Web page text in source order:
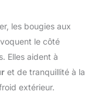
les bougies aux
le côté
Elles aident à
et de tranquillité à la
extérieur.